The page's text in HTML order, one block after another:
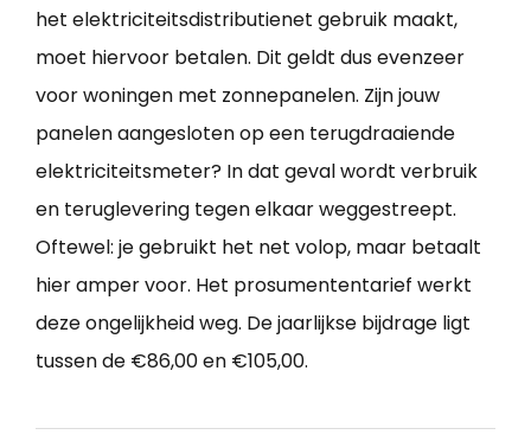
het elektriciteitsdistributienet gebruik maakt,
moet hiervoor betalen. Dit geldt dus evenzeer
voor woningen met zonnepanelen. Zijn jouw
panelen aangesloten op een terugdraaiende
elektriciteitsmeter? In dat geval wordt verbruik
en teruglevering tegen elkaar weggestreept.
Oftewel: je gebruikt het net volop, maar betaalt
hier amper voor. Het prosumententarief werkt
deze ongelijkheid weg. De jaarlijkse bijdrage ligt
tussen de €86,00 en €105,00.